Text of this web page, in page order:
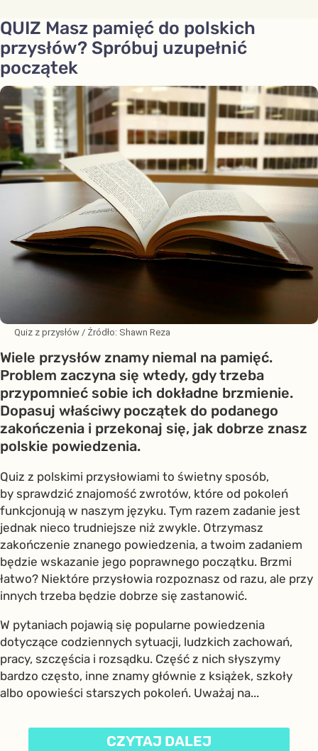
QUIZ Masz pamięć do polskich
przysłów? Spróbuj uzupełnić
początek
Quiz z przysłów / Źródło: Shawn Reza
Wiele przysłów znamy niemal na pamięć.
Problem zaczyna się wtedy, gdy trzeba
przypomnieć sobie ich dokładne brzmienie.
Dopasuj właściwy początek do podanego
zakończenia i przekonaj się, jak dobrze znasz
polskie powiedzenia.
Quiz z polskimi przysłowiami to świetny sposób,
by sprawdzić znajomość zwrotów, które od pokoleń
funkcjonują w naszym języku. Tym razem zadanie jest
jednak nieco trudniejsze niż zwykle. Otrzymasz
zakończenie znanego powiedzenia, a twoim zadaniem
będzie wskazanie jego poprawnego początku. Brzmi
łatwo? Niektóre przysłowia rozpoznasz od razu, ale przy
innych trzeba będzie dobrze się zastanowić.
W pytaniach pojawią się popularne powiedzenia
dotyczące codziennych sytuacji, ludzkich zachowań,
pracy, szczęścia i rozsądku. Część z nich słyszymy
bardzo często, inne znamy głównie z książek, szkoły
albo opowieści starszych pokoleń. Uważaj na...
CZYTAJ DALEJ